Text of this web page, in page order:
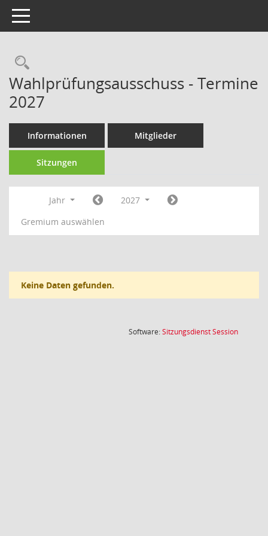
Toggle navigation
Rechercheauswahl
Wahlprüfungsausschuss - Termine
2027
Informationen Mitglieder
Sitzungen
Jahr
2027
Gremium auswählen
Keine Daten gefunden.
Software:SitzungsdienstSession(Wird in